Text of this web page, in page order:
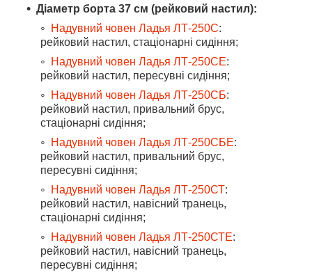
Діаметр борта 37 см (рейковий настил):
Надувний човен Ладья ЛТ-250С:
рейковий настил, стаціонарні сидіння;
Надувний човен Ладья ЛТ-250СЕ:
рейковий настил, пересувні сидіння;
Надувний човен Ладья ЛТ-250СБ:
рейковий настил, привальний брус,
стаціонарні сидіння;
Надувний човен Ладья ЛТ-250СБЕ:
рейковий настил, привальний брус,
пересувні сидіння;
Надувний човен Ладья ЛТ-250СТ:
рейковий настил, навісний транець,
стаціонарні сидіння;
Надувний човен Ладья ЛТ-250СТЕ:
рейковий настил, навісний транець,
пересувні сидіння;